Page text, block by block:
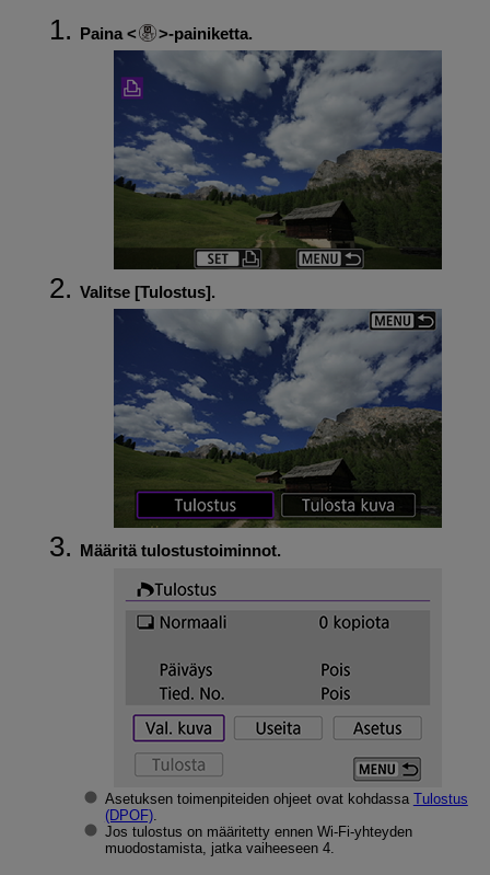
Paina -painiketta.
Valitse [Tulostus].
Määritä tulostustoiminnot.
Asetuksen toimenpiteiden ohjeet ovat kohdassa Tulostus
(DPOF).
Jos tulostus on määritetty ennen Wi-Fi-yhteyden
muodostamista, jatka vaiheeseen 4.